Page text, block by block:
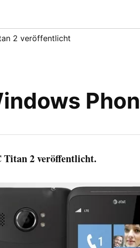
2 veröffentlicht
Titan 2 veröffentlicht.